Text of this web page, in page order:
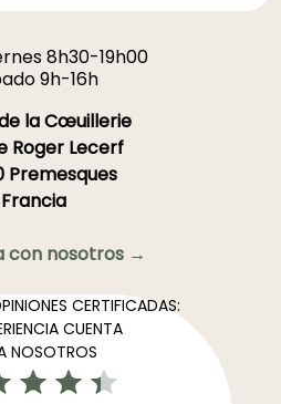
8h30-19h00
9h-16h
la Cœuillerie
Roger Lecerf
Premesques
Francia
con nosotros →
CERTIFICADAS:
CUENTA
NOSOTROS